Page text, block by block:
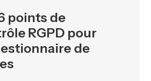
points de
RGPD pour
de